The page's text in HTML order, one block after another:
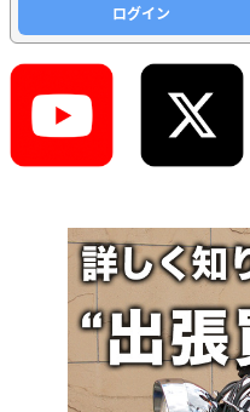
ログイン